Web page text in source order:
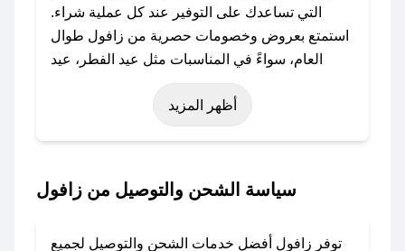
التي تساعدك على التوفير عند كل عملية شراء.
استمتع بعروض وخصومات حصرية من زافول طوال
العام، سواءً في المناسبات مثل عيد الفطر، عيد
الأضحى، الجمعة البيضاء (شهر نوفمبر)، رمضان،
اليوم الوطني، يوم التأسيس، أو حتى عروض خاصة
باستخدام تطبيق صحصح، يمكنك العثور بسهولة على
تواصل معنا عبر تويتر أو البريد الإلكتروني لإضافته
أظهر المزيد
سياسة الشحن والتوصيل من زافول
توفر زافول أفضل خدمات الشحن والتوصيل لجميع